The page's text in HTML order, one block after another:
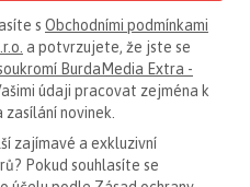
s Obchodními podmínkami
a potvrzujete, že jste se
BurdaMedia Extra -
údaji pracovat zejména k
novinek.
zajímavé a exkluzivní
Pokud souhlasíte se